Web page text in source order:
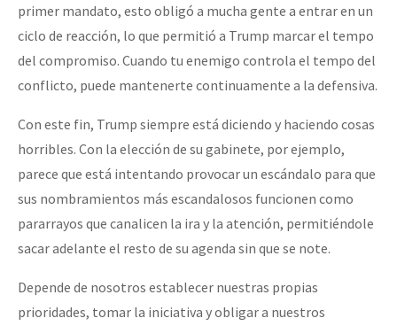
primer mandato, esto obligó a mucha gente a entrar en un
ciclo de reacción, lo que permitió a Trump marcar el tempo
del compromiso. Cuando tu enemigo controla el tempo del
conflicto, puede mantenerte continuamente a la defensiva.
Con este fin, Trump siempre está diciendo y haciendo cosas
horribles. Con la elección de su gabinete, por ejemplo,
parece que está intentando provocar un escándalo para que
sus nombramientos más escandalosos funcionen como
pararrayos que canalicen la ira y la atención, permitiéndole
sacar adelante el resto de su agenda sin que se note.
Depende de nosotros establecer nuestras propias
prioridades, tomar la iniciativa y obligar a nuestros